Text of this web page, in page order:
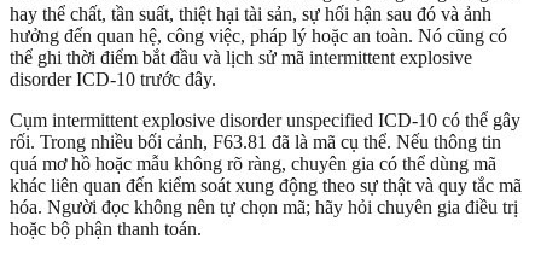
hay thể chất, tần suất, thiệt hại tài sản, sự hối hận sau đó và ảnh
hưởng đến quan hệ, công việc, pháp lý hoặc an toàn. Nó cũng có
thể ghi thời điểm bắt đầu và lịch sử mã intermittent explosive
disorder ICD-10 trước đây.
Cụm intermittent explosive disorder unspecified ICD-10 có thể gây
rối. Trong nhiều bối cảnh, F63.81 đã là mã cụ thể. Nếu thông tin
quá mơ hồ hoặc mẫu không rõ ràng, chuyên gia có thể dùng mã
khác liên quan đến kiểm soát xung động theo sự thật và quy tắc mã
hóa. Người đọc không nên tự chọn mã; hãy hỏi chuyên gia điều trị
hoặc bộ phận thanh toán.